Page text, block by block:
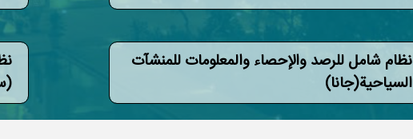
نظام شامل للرصد والإحصاء والمعلومات للمنشآت
السياحية(جانا)